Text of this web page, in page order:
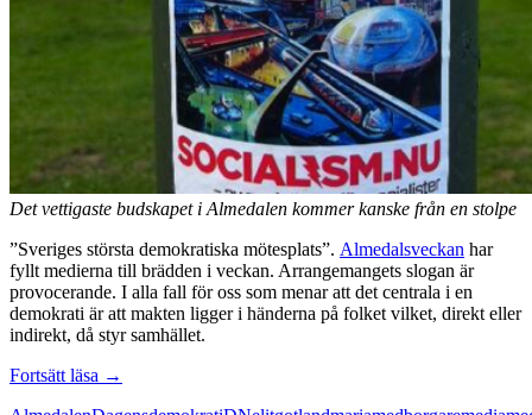
Det vettigaste budskapet i Almedalen kommer kanske från en stolpe
”Sveriges största demokratiska mötesplats”. Almedalsveckan har
fyllt medierna till brädden i veckan. Arrangemangets slogan är
provocerande. I alla fall för oss som menar att det centrala i en
demokrati är att makten ligger i händerna på folket vilket, direkt eller
indirekt, då styr samhället.
Fortsätt läsa Almedalen
→